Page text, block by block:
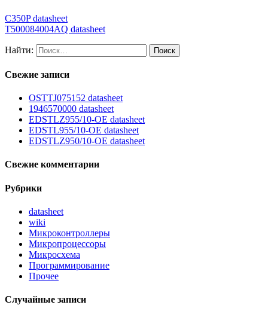
C350P datasheet
T500084004AQ datasheet
Найти:
Свежие записи
OSTTJ075152 datasheet
1946570000 datasheet
EDSTLZ955/10-OE datasheet
EDSTL955/10-OE datasheet
EDSTLZ950/10-OE datasheet
Свежие комментарии
Рубрики
datasheet
wiki
Микроконтроллеры
Микропроцессоры
Микросхема
Программирование
Прочее
Случайные записи